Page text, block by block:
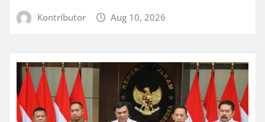
Kontributor Aug 10, 2026